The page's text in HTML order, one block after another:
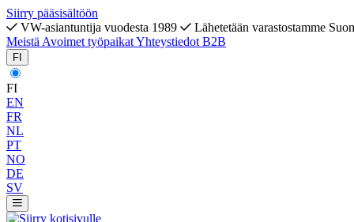
Siirry pääsisältöön
VW-asiantuntija vuodesta 1989
Lähetetään varastostamme
Meistä Avoimet työpaikatYhteystiedot B2B
FI
FI
EN
FR
NL
PT
NO
DE
SV